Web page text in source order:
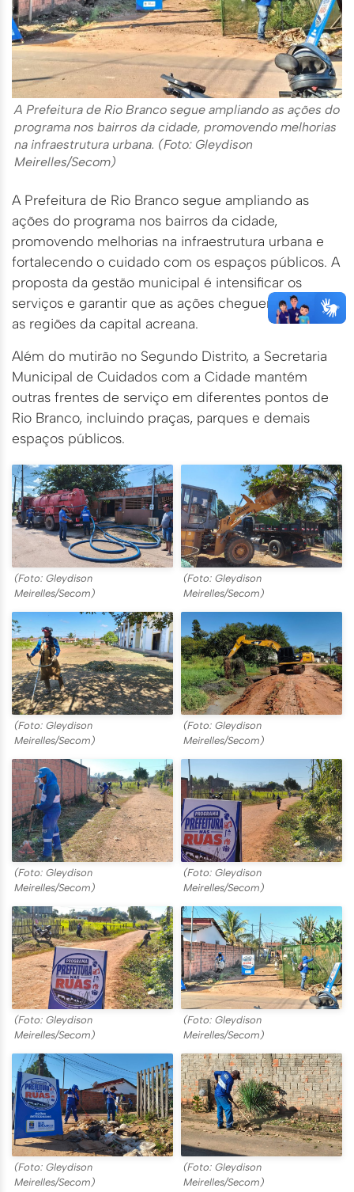
A Prefeitura de Rio Branco segue ampliando as ações do
programa nos bairros da cidade, promovendo melhorias
na infraestrutura urbana. (Foto: Gleydison
Meirelles/Secom)
A Prefeitura de Rio Branco segue ampliando as
ações do programa nos bairros da cidade,
promovendo melhorias na infraestrutura urbana e
fortalecendo o cuidado com os espaços públicos. A
proposta da gestão municipal é intensificar os
serviços e garantir que as ações cheguem a todas
as regiões da capital acreana.
Além do mutirão no Segundo Distrito, a Secretaria
Municipal de Cuidados com a Cidade mantém
outras frentes de serviço em diferentes pontos de
Rio Branco, incluindo praças, parques e demais
espaços públicos.
(Foto: Gleydison
Meirelles/Secom)
(Foto: Gleydison
Meirelles/Secom)
(Foto: Gleydison
Meirelles/Secom)
(Foto: Gleydison
Meirelles/Secom)
(Foto: Gleydison
Meirelles/Secom)
(Foto: Gleydison
Meirelles/Secom)
(Foto: Gleydison
Meirelles/Secom)
(Foto: Gleydison
Meirelles/Secom)
(Foto: Gleydison
Meirelles/Secom)
(Foto: Gleydison
Meirelles/Secom)